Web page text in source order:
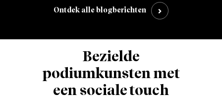
Ontdek alle blogberichten
Bezielde
podiumkunsten met
een sociale touch